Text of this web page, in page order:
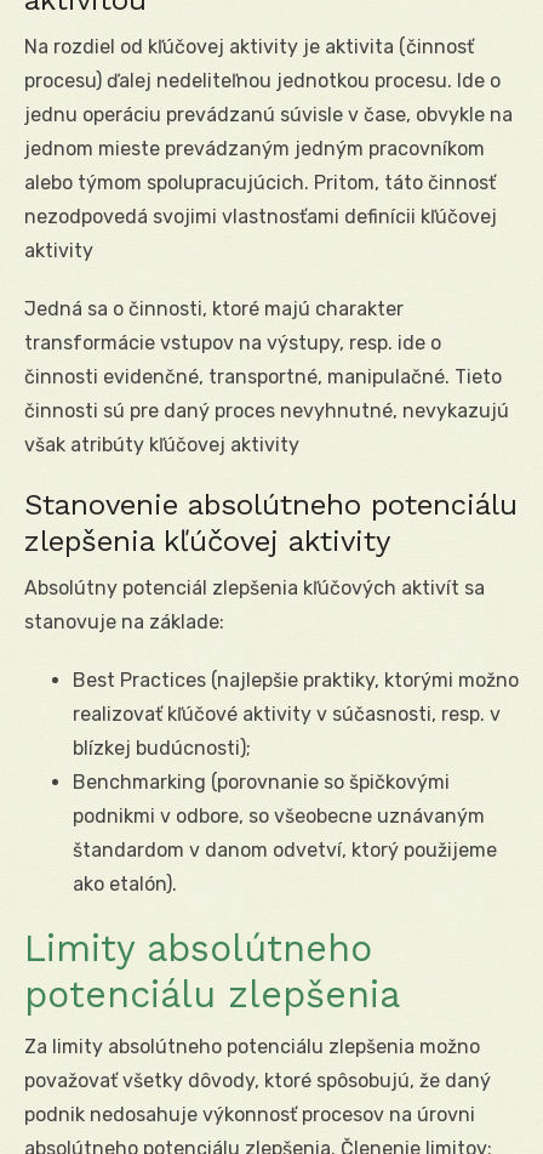
Na rozdiel od kľúčovej aktivity je aktivita (činnosť
procesu) ďalej nedeliteľnou jednotkou procesu. Ide o
jednu operáciu prevádzanú súvisle v čase, obvykle na
jednom mieste prevádzaným jedným pracovníkom
alebo týmom spolupracujúcich. Pritom, táto činnosť
nezodpovedá svojimi vlastnosťami definícii kľúčovej
aktivity
Jedná sa o činnosti, ktoré majú charakter
transformácie vstupov na výstupy, resp. ide o
činnosti evidenčné, transportné, manipulačné. Tieto
činnosti sú pre daný proces nevyhnutné, nevykazujú
však atribúty kľúčovej aktivity
Stanovenie absolútneho potenciálu
zlepšenia kľúčovej aktivity
Absolútny potenciál zlepšenia kľúčových aktivít sa
stanovuje na základe:
Best Practices (najlepšie praktiky, ktorými možno
realizovať kľúčové aktivity v súčasnosti, resp. v
blízkej budúcnosti);
Benchmarking (porovnanie so špičkovými
podnikmi v odbore, so všeobecne uznávaným
štandardom v danom odvetví, ktorý použijeme
ako etalón).
Limity absolútneho
potenciálu zlepšenia
Za limity absolútneho potenciálu zlepšenia možno
považovať všetky dôvody, ktoré spôsobujú, že daný
podnik nedosahuje výkonnosť procesov na úrovni
absolútneho potenciálu zlepšenia. Členenie limitov: